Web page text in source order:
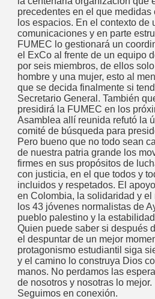
precedentes en el que
los espacios. En el contexto de
comunicaciones y en parte
FUMEC lo gestionará un
el ExCo al frente de un equipo
por seis miembros, de ellos
hombre y una mujer, esto al
que se decida finalmente si
Secretario General. También
presidirá la FUMEC en los
Asamblea allí reunida refutó la
comité de búsqueda para
Pero bueno que no todo sean
de nuestra patria grande los
firmes en sus propósitos de
con justicia, en el que todos y
incluidos y respetados. El
en Colombia, la solidaridad y
los 43 jóvenes normalistas de
pueblo palestino y la
Quien puede saber si después
el despuntar de un mejor
protagonismo estudiantil siga
y el camino lo construya Dios
manos. No perdamos las
de nosotros y nosotras lo mejor.
Seguimos en conexión.